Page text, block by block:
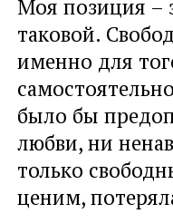
Моя позиция –
таковой.
именно для
было бы
любви, ни
только
ценим,